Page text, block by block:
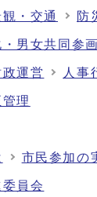
・交通 防
男女共同参
運営 人事
理
市民参加の
員会